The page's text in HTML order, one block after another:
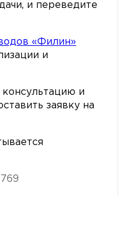
и переведите
«Филин»
и
и
заявку на